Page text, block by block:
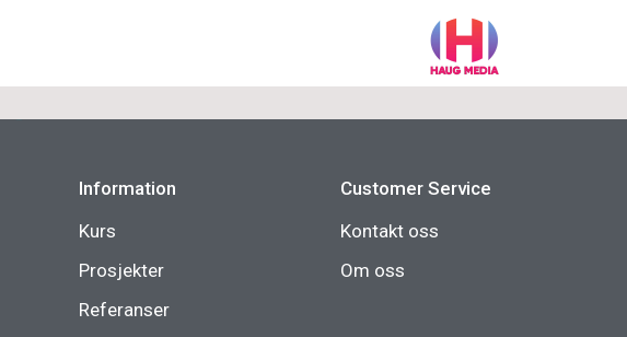
Information
Kurs
Prosjekter
Referanser
Customer Service
Kontakt oss
Om oss